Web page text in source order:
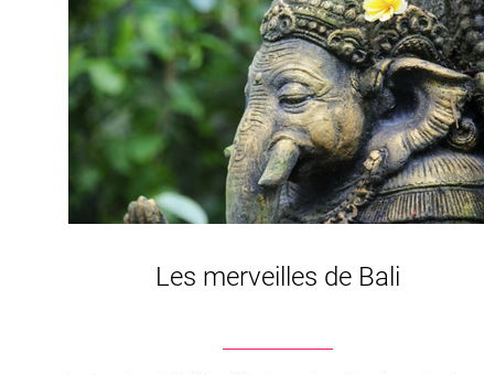
Les merveilles de Bali